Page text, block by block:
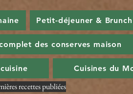
Petit-déjeuner & Brunch
des conserves maison
Cuisines du
recettes publiées